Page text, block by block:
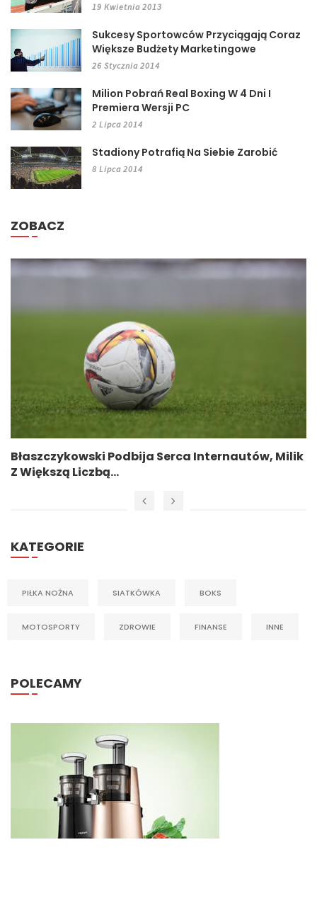
19 Kwietnia 2013
Sukcesy Sportowców Przyciągają Coraz
Większe Budżety Marketingowe
26 Stycznia 2014
Milion Pobrań Real Boxing W 4 Dni I
Premiera Wersji PC
2 Lipca 2014
Stadiony Potrafią Na Siebie Zarobić
8 Lipca 2014
ZOBACZ
Błaszczykowski Podbija Serca Internautów, Milik
Z Większą Liczbą...
KATEGORIE
PIŁKA NOŻNA SIATKÓWKA BOKS
MOTOSPORTY ZDROWIE FINANSE INNE
POLECAMY